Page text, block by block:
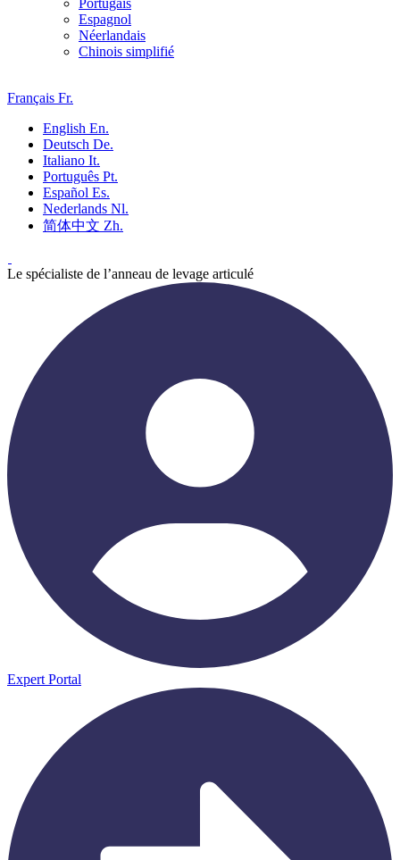
Portugais
Espagnol
Néerlandais
Chinois simplifié
Français Fr.
English En.
Deutsch De.
Italiano It.
Português Pt.
Español Es.
Nederlands Nl.
简体中文 Zh.
Le spécialiste de l’anneau de levage articulé
Expert Portal